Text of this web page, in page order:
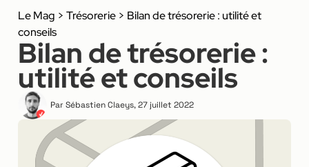
Le Mag > Trésorerie > Bilan de trésorerie : utilité et
conseils
Bilan de trésorerie :
utilité et conseils
Par Sébastien Claeys,27 juillet 2022